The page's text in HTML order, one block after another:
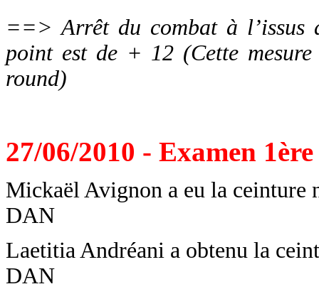
==> Arrêt du combat à l’issus
point est de + 12 (Cette mesure
round)
27/06/2010 - Examen
Mickaël Avignon a eu la ceinture
DAN
Laetitia Andréani a obtenu la
DAN